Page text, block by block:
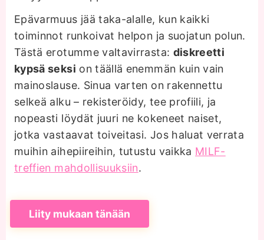
Epävarmuus jää taka-alalle, kun kaikki
toiminnot runkoivat helpon ja suojatun polun.
Tästä erotumme valtavirrasta: diskreetti
kypsä seksi on täällä enemmän kuin vain
mainoslause. Sinua varten on rakennettu
selkeä alku – rekisteröidy, tee profiili, ja
nopeasti löydät juuri ne kokeneet naiset,
jotka vastaavat toiveitasi. Jos haluat verrata
muihin aihepiireihin, tutustu vaikka MILF-
treffien mahdollisuuksiin.
Liity mukaan tänään